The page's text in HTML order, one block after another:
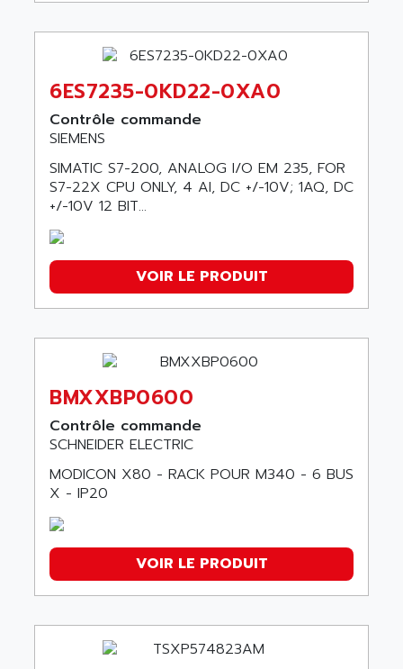
6ES7235-0KD22-0XA0
Contrôle commande
SIEMENS
SIMATIC S7-200, ANALOG I/O EM 235, FOR
S7-22X CPU ONLY, 4 AI, DC +/-10V; 1AQ, DC
+/-10V 12 BIT...
VOIR LE PRODUIT
BMXXBP0600
Contrôle commande
SCHNEIDER ELECTRIC
MODICON X80 - RACK POUR M340 - 6 BUS
X - IP20
VOIR LE PRODUIT